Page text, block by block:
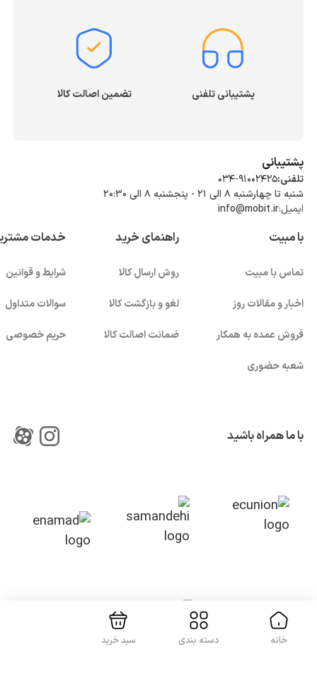
پشتیبانی تلفنی تضمین اصالت کالا
پشتیبانی
تلفنی:034-91002425
شنبه تا چهارشنبه ۸ الی ۲۱ - پنجشنبه 8 الی ۲۰:۳۰
ایمیل:info@mobit.ir
با مبیت
تماس با مبیت
اخبار و مقالات روز
فروش عمده به همکار
شعبه حضوری
راهنمای خرید
روش ارسال کالا
لغو و بازگشت کالا
ضمانت اصالت کالا
خدمات
شرایط و قوانین
سوالات متداول
حریم خصوصی
با ما همراه باشید
خانه دسته بندی سبد خرید